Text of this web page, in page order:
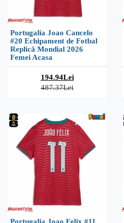
Portugalia Joao Cancelo
#20 Echipament de Fotbal
Replică Mondial 2026
Femei Acasa
194.94Lei
487.37Lei